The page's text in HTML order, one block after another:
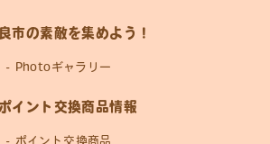
市の素敵を集めよう！
Photoギャラリー
イント交換商品情報
ポイント交換商品